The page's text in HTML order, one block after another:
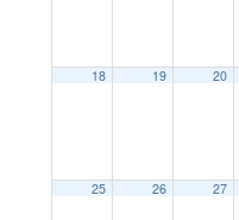
18 19 20
25 26 27